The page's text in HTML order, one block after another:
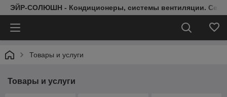
ЭЙР-СОЛЮШН - Кондиционеры, системы вентиляции.
Товары и услуги
Товары и услуги